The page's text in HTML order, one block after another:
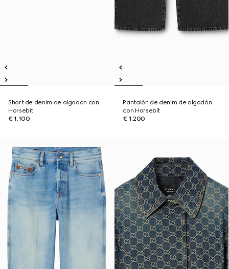
Short de denim de algodón con
Horsebit
€ 1.100
Pantalón de denim de algodón
con Horsebit
€ 1.200